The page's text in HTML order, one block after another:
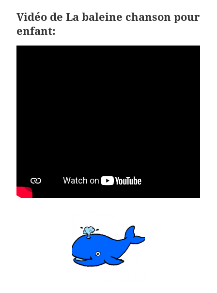
Vidéo de La baleine chanson pour
enfant: